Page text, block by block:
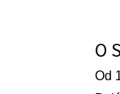
O
Od